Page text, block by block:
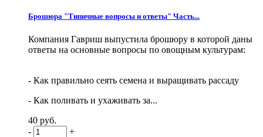
Брошюра "Типичные вопросы и ответы" Часть...
Компания Гавриш выпустила брошюру в которой даны
ответы на основные вопросы по овощным культурам:
- Как правильно сеять семена и выращивать рассаду
- Как поливать и ухаживать за...
40 руб.
-
+